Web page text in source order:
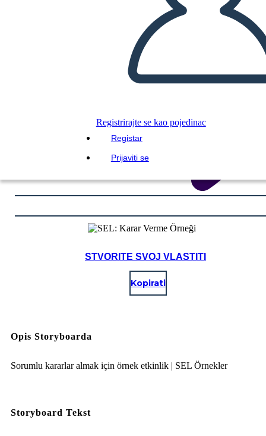
Registrirajte se kao pojedinac
Registar
Prijaviti se
STVORITE SVOJ VLASTITI
Kopirati
Opis Storyboarda
Sorumlu kararlar almak için örnek etkinlik | SEL Örnekler
Storyboard Tekst